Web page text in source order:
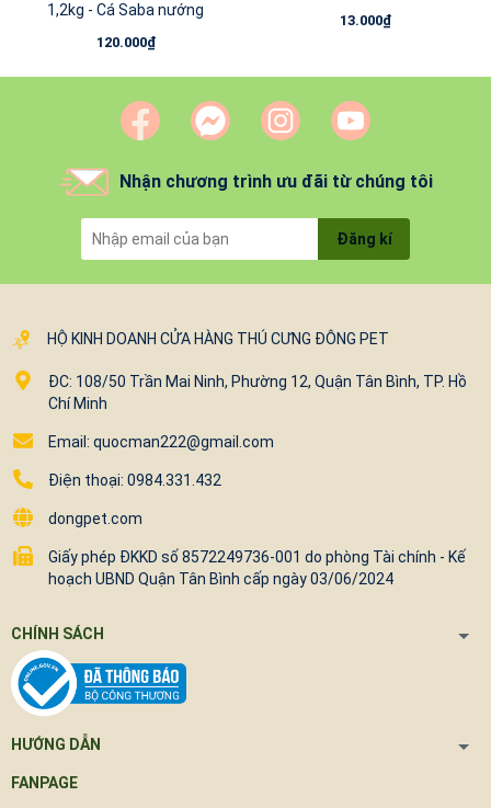
1,2kg - Cá Saba nướng
120.000₫
13.000₫
Nhận chương trình ưu đãi từ chúng tôi
Đăng kí
HỘ KINH DOANH CỬA HÀNG THÚ CƯNG ĐÔNG PET
ĐC: 108/50 Trần Mai Ninh, Phường 12, Quận Tân Bình, TP. Hồ
Chí Minh
Email: quocman222@gmail.com
Điện thoại: 0984.331.432
dongpet.com
Giấy phép ĐKKD số 8572249736-001 do phòng Tài chính - Kế
hoạch UBND Quận Tân Bình cấp ngày 03/06/2024
CHÍNH SÁCH
HƯỚNG DẪN
FANPAGE